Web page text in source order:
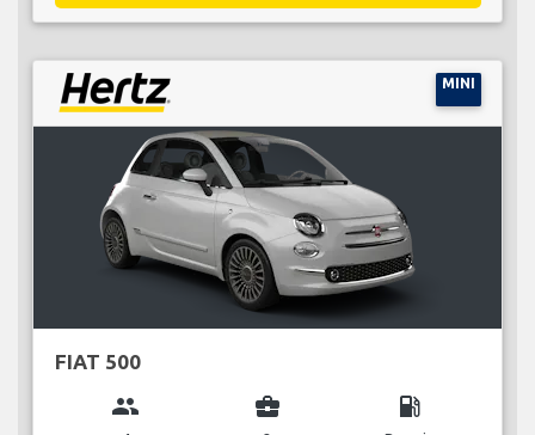
MINI
FIAT 500
group business_center local_gas_station